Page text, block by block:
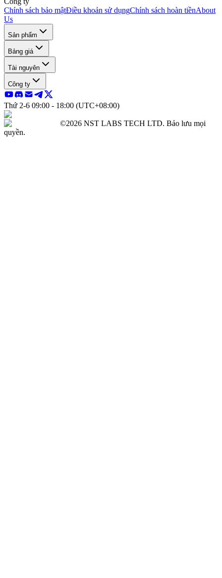
Chính sách bảo mậtĐiều khoản sử dụngChính sách hoàn tiềnAbout
Us
Sản phẩm
Bảng giá
Tài nguyên
Công ty
Thứ 2-6 09:00 - 18:00 (UTC+08:00)
©2026 NST LABS TECH LTD. Bảo lưu mọi
quyền.